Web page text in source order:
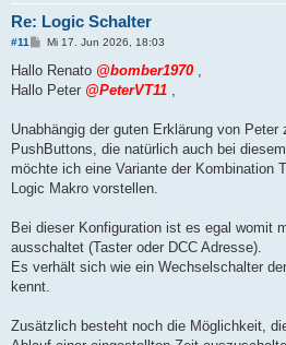
Re: Logic Schalter
#11
B
i
r
Mi 17. Jun 2026, 18:03
Hallo Renato @bomber1970 ,
Hallo Peter @PeterVT11 ,
Unabhängig der guten Erklärung von Peter
PushButtons, die natürlich auch bei
möchte ich eine Variante der Kombination
Logic Makro vorstellen.
Bei dieser Konfiguration ist es egal womit
ausschaltet (Taster oder DCC Adresse).
Es verhält sich wie ein Wechselschalter
kennt.
Zusätzlich besteht noch die Möglichkeit,